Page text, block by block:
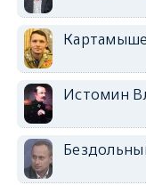
Истомин